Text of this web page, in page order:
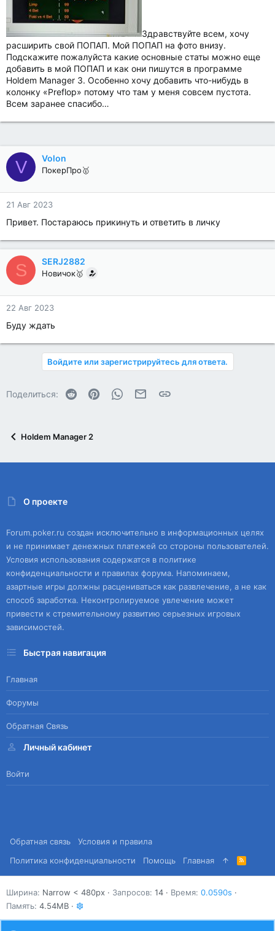
Здравствуйте всем, хочу
расширить свой ПОПАП. Мой ПОПАП на фото внизу.
Подскажите пожалуйста какие основные статы можно еще
добавить в мой ПОПАП и как они пишутся в программе
Holdem Manager 3. Особенно хочу добавить что-нибудь в
колонку «Preflop» потому что там у меня совсем пустота.
Всем заранее спасибо…
V Volon
ПокерПро🥇
21 Авг 2023
Привет. Постараюсь прикинуть и ответить в личку
S SERJ2882
Новичок🥇
22 Авг 2023
Буду ждать
Войдите или зарегистрируйтесь для ответа.
Поделиться: Reddit PinterestWhatsAppЭлектронная почта
Ссылка
Holdem Manager 2
О проекте
Forum.poker.ru создан исключительно в информационных целях
и не принимает денежных платежей со стороны пользователей.
Условия использования содержатся в политике
конфиденциальности и правилах форума. Напоминаем,
азартные игры должны расцениваться как развлечение, а не как
способ заработка. Неконтролируемое увлечение может
привести к стремительному развитию серьезных игровых
зависимостей.
Быстрая навигация
Главная
Форумы
Обратная Связь
Личный кабинет
Войти
Обратная связь
Условия и правила
Политика конфиденциальности
Помощь Главная
R
S
S
Ширина Запросов 14 Время 0.0590s
Память 4.54MB